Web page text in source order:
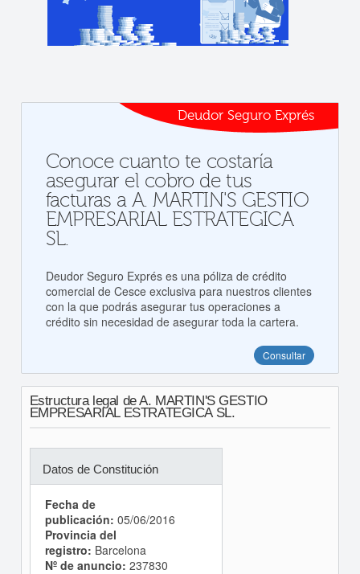
Deudor Seguro Exprés
Conoce cuanto te costaría
asegurar el cobro de tus
facturas a A. MARTIN'S GESTIO
EMPRESARIAL ESTRATEGICA
SL.
Deudor Seguro Exprés es una póliza de crédito
comercial de Cesce exclusiva para nuestros clientes
con la que podrás asegurar tus operaciones a
crédito sin necesidad de asegurar toda la cartera.
Consultar
Estructura legal de A. MARTIN'S GESTIO
EMPRESARIAL ESTRATEGICA SL.
Datos de Constitución
Fecha de
publicación: 05/06/2016
Provincia del
registro: Barcelona
Nº de anuncio: 237830